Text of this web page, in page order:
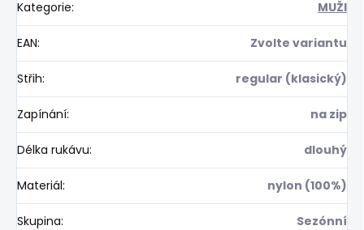
Kategorie: MUŽI
EAN: Zvolte variantu
Střih: regular (klasický)
Zapínání: na zip
Délka rukávu: dlouhý
Materiál: nylon (100%)
Skupina: Sezónní